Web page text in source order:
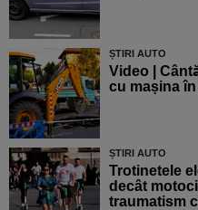
ȘTIRI AUTO
Video |
cu mașina
ȘTIRI AUTO
Trotinetele
decât
traumatism